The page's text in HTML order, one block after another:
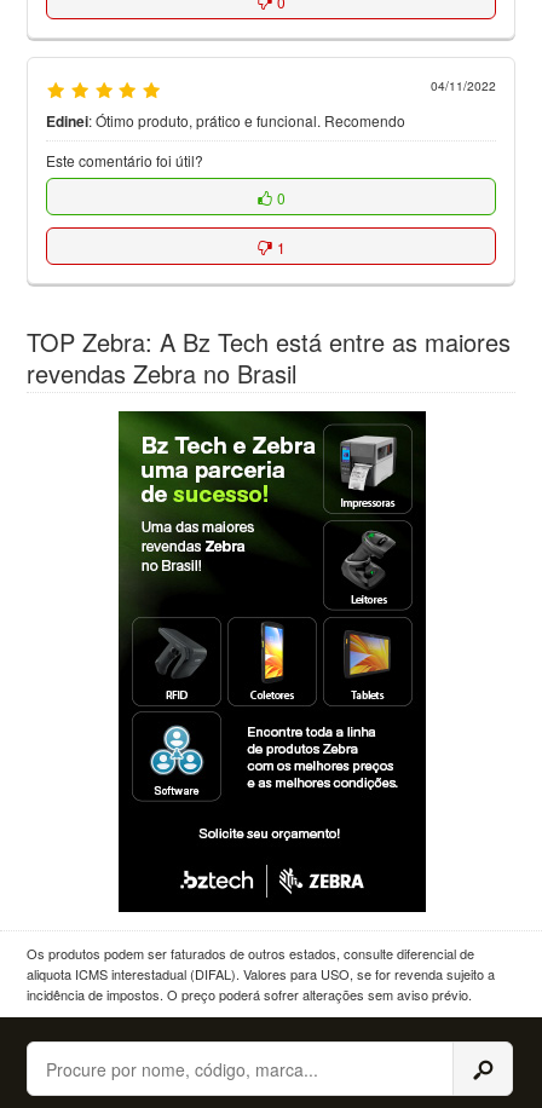
04/11/2022
Edinei:Ótimo produto, prático e funcional. Recomendo
Este comentário foi útil?
0
1
TOP Zebra: A Bz Tech está entre as maiores
revendas Zebra no Brasil
Os produtos podem ser faturados de outros estados, consulte diferencial de
aliquota ICMS interestadual (DIFAL). Valores para USO, se for revenda sujeito a
incidência de impostos. O preço poderá sofrer alterações sem aviso prévio.
Buscar